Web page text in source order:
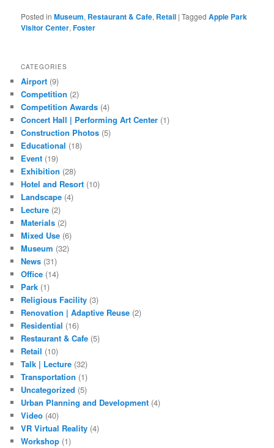
Posted in Museum, Restaurant & Cafe, Retail |Tagged Apple Park
Visitor Center,Foster
CATEGORIES
Airport (9)
Competition (2)
Competition Awards (4)
Concert Hall | Performing Art Center (1)
Construction Photos (5)
Educational (18)
Event (19)
Exhibition (28)
Hotel and Resort (10)
Landscape (4)
Lecture (2)
Materials (2)
Mixed Use (6)
Museum (32)
News (31)
Office (14)
Park (1)
Religious Facility (3)
Renovation | Adaptive Reuse (2)
Residential (16)
Restaurant & Cafe (5)
Retail (10)
Talk | Lecture (32)
Transportation (1)
Uncategorized (5)
Urban Planning and Development (4)
Video (40)
VR Virtual Reality (4)
Workshop (1)